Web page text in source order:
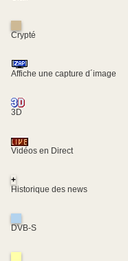
Crypté
Affiche une capture d´image
3D
Vidéos en Direct
+
Historique des news
DVB-S